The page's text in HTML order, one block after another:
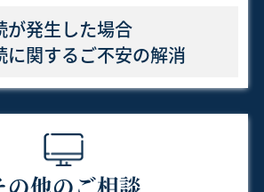
が発生した場合
に関するご不安の解消